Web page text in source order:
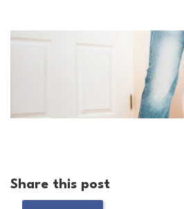
Share this post